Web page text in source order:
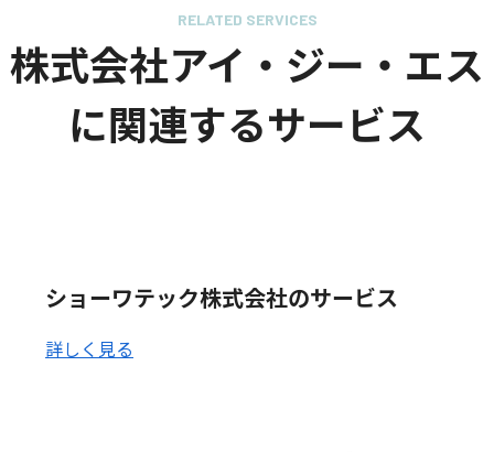
RELATED SERVICES
株式会社アイ・ジー・エス
に関連するサービス
ショーワテック株式会社のサービス
詳しく見る